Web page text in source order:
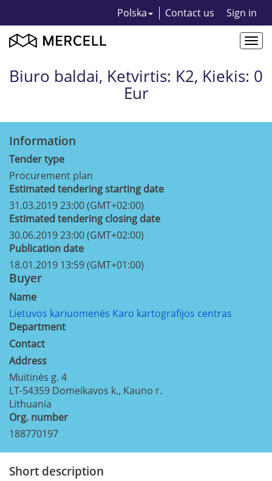
Polska Contact us Sign in
Biuro baldai, Ketvirtis: K2, Kiekis: 0
Eur
Information
Tender type
Procurement plan
Estimated tendering starting date
31.03.2019 23:00 (GMT+02:00)
Estimated tendering closing date
30.06.2019 23:00 (GMT+02:00)
Publication date
18.01.2019 13:59 (GMT+01:00)
Buyer
Name
Lietuvos kariuomenės Karo kartografijos centras
Department
Contact
Address
Muitinės g. 4
LT-54359 Domeikavos k., Kauno r.
Lithuania
Org. number
188770197
Short description